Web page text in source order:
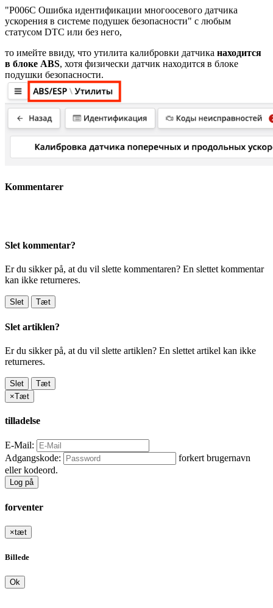
"P006C Ошибка идентификации многоосевого датчика
ускорения в системе подушек безопасности" с любым
статусом DTC или без него,
то имейте ввиду, что утилита калибровки датчика находится
в блоке ABS, хотя физически датчик находится в блоке
подушки безопасности.
Kommentarer
Slet kommentar?
Er du sikker på, at du vil slette kommentaren? En slettet kommentar
kan ikke returneres.
Slet Tæt
Slet artiklen?
Er du sikker på, at du vil slette artiklen? En slettet artikel kan ikke
returneres.
Slet
Tæt
×Tæt
tilladelse
E-Mail:
Adgangskode:
forkert brugernavn
eller kodeord.
Log på
forventer
×tæt
Billede
Ok